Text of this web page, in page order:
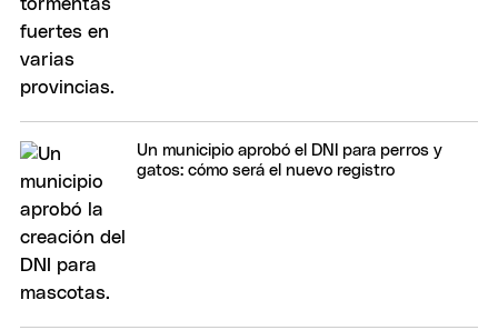
Un municipio aprobó el DNI para perros y
gatos: cómo será el nuevo registro